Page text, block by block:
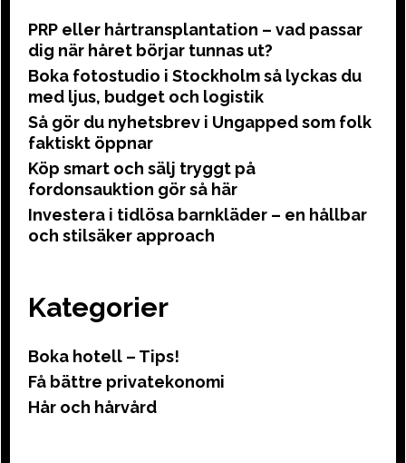
PRP eller hårtransplantation – vad passar
dig när håret börjar tunnas ut?
Boka fotostudio i Stockholm så lyckas du
med ljus, budget och logistik
Så gör du nyhetsbrev i Ungapped som folk
faktiskt öppnar
Köp smart och sälj tryggt på
fordonsauktion gör så här
Investera i tidlösa barnkläder – en hållbar
och stilsäker approach
Kategorier
Boka hotell – Tips!
Få bättre privatekonomi
Hår och hårvård